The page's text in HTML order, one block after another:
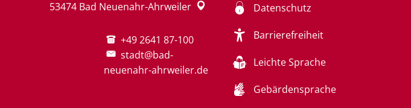
53474 Bad Neuenahr-Ahrweiler
+49 2641 87-100
stadt@bad-
neuenahr-ahrweiler.de
Datenschutz
Barrierefreiheit
Leichte Sprache
Gebärdensprache